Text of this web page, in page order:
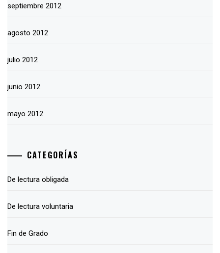
septiembre 2012
agosto 2012
julio 2012
junio 2012
mayo 2012
CATEGORÍAS
De lectura obligada
De lectura voluntaria
Fin de Grado